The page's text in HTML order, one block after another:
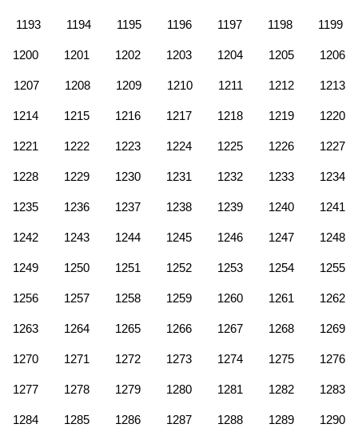
1193 1194 1195 1196 1197 1198 1199
1200 1201 1202 1203 1204 1205 1206
1207 1208 1209 1210 1211 1212 1213
1214 1215 1216 1217 1218 1219 1220
1221 1222 1223 1224 1225 1226 1227
1228 1229 1230 1231 1232 1233 1234
1235 1236 1237 1238 1239 1240 1241
1242 1243 1244 1245 1246 1247 1248
1249 1250 1251 1252 1253 1254 1255
1256 1257 1258 1259 1260 1261 1262
1263 1264 1265 1266 1267 1268 1269
1270 1271 1272 1273 1274 1275 1276
1277 1278 1279 1280 1281 1282 1283
1284 1285 1286 1287 1288 1289 1290